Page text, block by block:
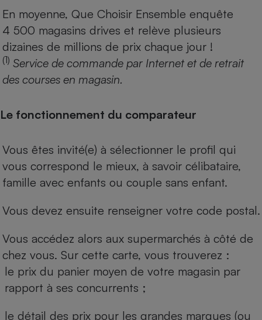
En moyenne, Que Choisir Ensemble enquête
4 500 magasins drives et relève plusieurs
dizaines de millions de prix chaque jour !
(1) Service de commande par Internet et de retrait
des courses en magasin.
Le fonctionnement du comparateur
Vous êtes invité(e) à sélectionner le profil qui
vous correspond le mieux, à savoir célibataire,
famille avec enfants ou couple sans enfant.
Vous devez ensuite renseigner votre code postal.
Vous accédez alors aux supermarchés à côté de
chez vous. Sur cette carte, vous trouverez :
le prix du panier moyen de votre magasin par
rapport à ses concurrents ;
le détail des prix pour les grandes marques (ou